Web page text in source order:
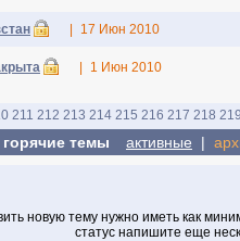
17 Июн 2010
1 Июн 2010
211 212 213 214 215 216 217 218 219
темы активные |
новую тему нужно иметь как
статус напишите еще